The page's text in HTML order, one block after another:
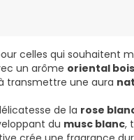
celles qui souhaitent
un arôme oriental
transmettre une aura
de la rose
du musc blanc,